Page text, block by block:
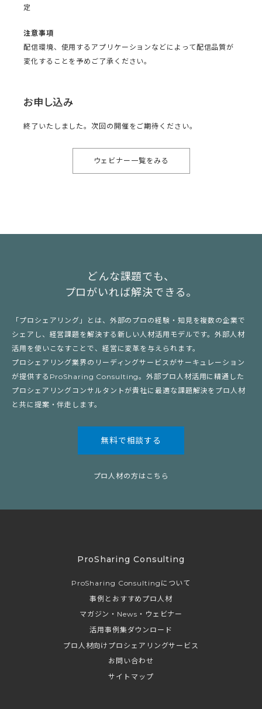
定
注意事項
配信環境、使用するアプリケーションなどによって配信品質が
変化することを予めご了承ください。
お申し込み
終了いたしました。次回の開催をご期待ください。
ウェビナー一覧をみる
どんな課題でも、
プロがいれば解決できる。
「プロシェアリング」とは、外部のプロの経験・知見を複数の企業で
シェアし、経営課題を解決する新しい人材活用モデルです。外部人材
活用を使いこなすことで、経営に変革を与えられます。
プロシェアリング業界のリーディングサービスがサーキュレーション
が提供するProSharing Consulting。外部プロ人材活用に精通した
プロシェアリングコンサルタントが貴社に最適な課題解決をプロ人材
と共に提案・伴走します。
無料で相談する
プロ人材の方はこちら
ProSharing Consulting
ProSharing Consultingについて
事例とおすすめプロ人材
マガジン・News・ウェビナー
活用事例集ダウンロード
プロ人材向けプロシェアリングサービス
お問い合わせ
サイトマップ